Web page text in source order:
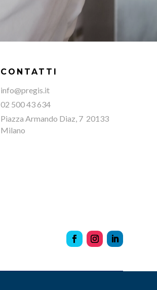
CONTATTI
info@pregis.it
02 500 43 634
Piazza Armando Diaz, 7 20133
Milano